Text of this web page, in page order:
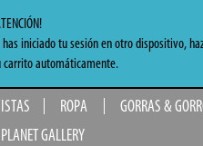
ROPA
GORRAS &
GALLERY
has iniciado tu sesión en otro dispositivo,
carrito automáticamente.